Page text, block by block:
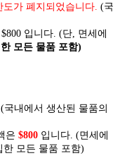
가 폐지되었습니다. (국
입니다. (단, 면세에
모든 물품 포함)
내에서 생산된 물품의
은 $800 입니다. (면세에
모든 물품 포함)